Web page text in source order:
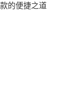
的便捷之道